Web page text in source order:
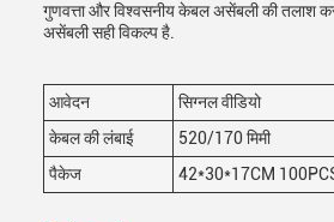
गुणवत्ता और विश्वसनीय केबल असेंबली की तलाश
असेंबली सही विकल्प है.
आवेदन
सिग्नल वीडियो
केबल की लंबाई
520/170 मिमी
पैकेज
42*30*17CM